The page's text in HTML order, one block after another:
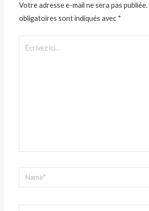
Votre adresse e-mail ne sera pas publiée.
obligatoires sont indiqués avec *
Name*